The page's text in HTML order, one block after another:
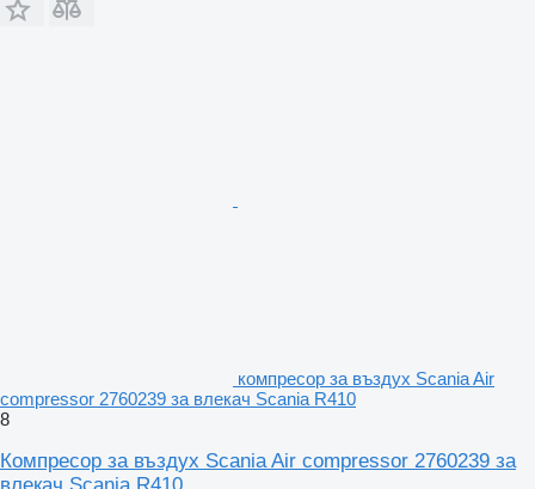
компресор за въздух Scania Air
compressor 2760239 за влекач Scania R410
8
Компресор за въздух Scania Air compressor 2760239 за